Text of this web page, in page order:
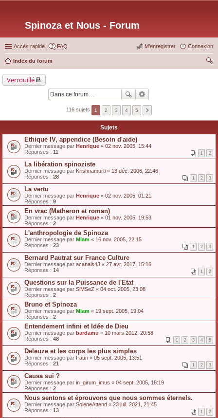
Spinoza et Nous - Forum
Accès rapide FAQ Connexion
M’enregistrer
Index du forum
Verrouillé
116 sujets 1 2 3 4 5
Sujets
Ethique IV, appendice (Besoin d'aide)
Dernier message par Henrique « 02 nov. 2005, 15:44
Réponses : 11 1 2
La libération spinoziste
Dernier message par Krishnamurti « 13 déc. 2006, 22:46
Réponses : 28 1 2 3
La vertu
Dernier message par Henrique « 02 nov. 2005, 01:21
Réponses : 9
En vrac (Matheron et roman)
Dernier message par Henrique « 01 nov. 2005, 19:53
Réponses : 2
L'anthropologie de Spinoza
Dernier message par Miam « 16 nov. 2005, 22:15
Réponses : 23 1 2 3
Bernard Pautrat sur France Culture
Dernier message par acanais43 « 27 avr. 2017, 15:16
Réponses : 14 1 2
Questions sur la Puissance de l'Etat
Dernier message par SiMSeZ « 04 oct. 2005, 23:08
Réponses : 2
Bruno et Spinoza
Dernier message par Miam « 19 sept. 2005, 19:04
Réponses : 2
Entendement infini et Idée de Dieu
Dernier message par bardamu « 10 mars 2012, 20:58
Réponses : 48 1 2 3 4 5
Deleuze et les corps les plus simples
Dernier message par Faun « 05 sept. 2005, 13:51
Réponses : 21 1 2 3
Causa sui ?
Dernier message par in_girum_imus « 04 sept. 2005, 18:19
Réponses : 2
Nous sentons et éprouvons que nous sommes éternels.
Dernier message par SoleneAttend « 23 juil. 2021, 21:45
Réponses : 13 1 2